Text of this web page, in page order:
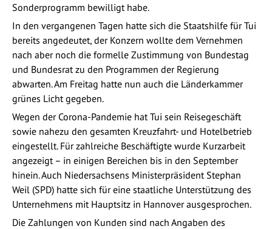
Sonderprogramm bewilligt habe.
In den vergangenen Tagen hatte sich die Staatshilfe für Tui
bereits angedeutet, der Konzern wollte dem Vernehmen
nach aber noch die formelle Zustimmung von Bundestag
und Bundesrat zu den Programmen der Regierung
abwarten. Am Freitag hatte nun auch die Länderkammer
grünes Licht gegeben.
Wegen der Corona-Pandemie hat Tui sein Reisegeschäft
sowie nahezu den gesamten Kreuzfahrt- und Hotelbetrieb
eingestellt. Für zahlreiche Beschäftigte wurde Kurzarbeit
angezeigt – in einigen Bereichen bis in den September
hinein. Auch Niedersachsens Ministerpräsident Stephan
Weil (SPD) hatte sich für eine staatliche Unterstützung des
Unternehmens mit Hauptsitz in Hannover ausgesprochen.
Die Zahlungen von Kunden sind nach Angaben des